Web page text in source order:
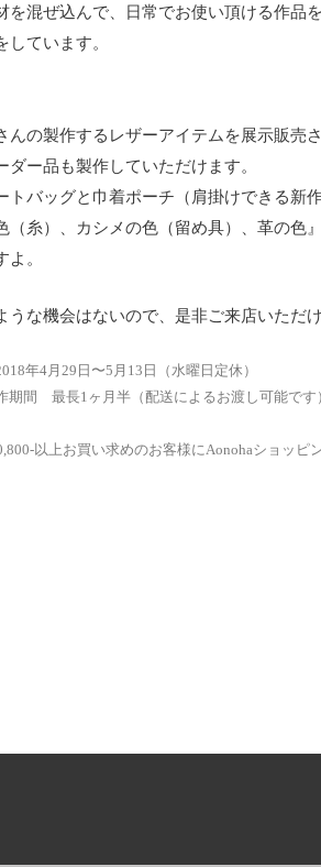
を混ぜ込んで、日常でお使い頂ける作品
ています。
んの製作するレザーアイテムを展示販売
ダー品も製作していただけます。
トバッグと巾着ポーチ（肩掛けできる新
（糸）、カシメの色（留め具）、革の色
。
うな機会はないので、是非ご来店いただ
年4月29日〜5月13日（水曜日定休）
期間 最長1ヶ月半（配送によるお渡し可能です
以上お買い求めのお客様にAonohaショッ